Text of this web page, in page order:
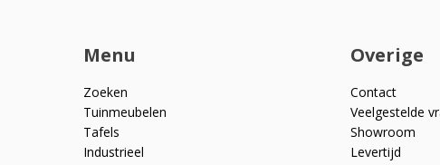
Menu
Zoeken
Tuinmeubelen
Tafels
Industrieel
Overige
Contact
Veelgestelde
Showroom
Levertijd